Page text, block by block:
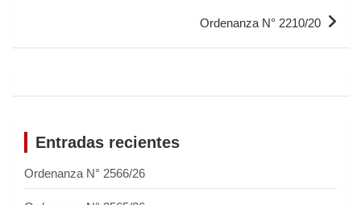
Ordenanza N° 2210/20
Entradas recientes
Ordenanza N° 2566/26